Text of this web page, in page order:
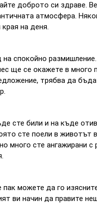
доброто си здраве.
атмосфера.
на деня.
спокойно
ще се окажете в много
трябва да
сте били и на къде
сте поели в животът
много сте ангажирани
можете да го
ви начин да правите